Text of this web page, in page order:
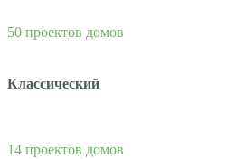
50 проектов домов
Классический
14 проектов домов